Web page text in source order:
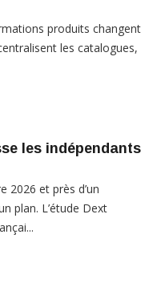
produits changent
les catalogues,
les indépendants
2026 et près d’un
plan. L’étude Dext